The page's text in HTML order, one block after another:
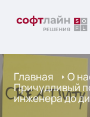
Главная О
Причудливый
инженера до